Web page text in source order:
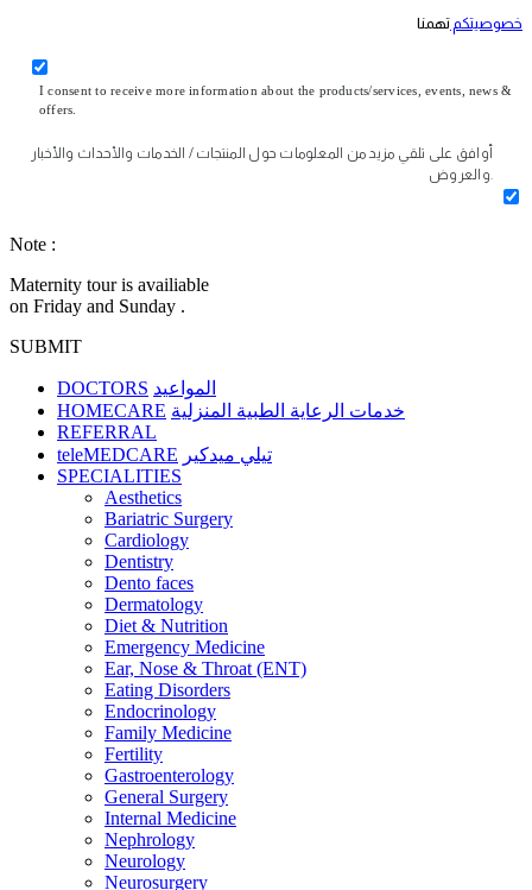
خصوصيتكم تهمنا
I consent to receive more information about the products/services, events, news &
offers.
أوافق على تلقي مزيد من المعلومات حول المنتجات / الخدمات والأحداث والأخبار
والعروض.
Note :
Maternity tour is availiable
on Friday and Sunday .
SUBMIT
DOCTORS المواعيد
HOMECARE خدمات الرعاية الطبية المنزلية
REFERRAL
teleMEDCARE تيلي ميدكير
SPECIALITIES
Aesthetics
Bariatric Surgery
Cardiology
Dentistry
Dento faces
Dermatology
Diet & Nutrition
Emergency Medicine
Ear, Nose & Throat (ENT)
Eating Disorders
Endocrinology
Family Medicine
Fertility
Gastroenterology
General Surgery
Internal Medicine
Nephrology
Neurology
Neurosurgery